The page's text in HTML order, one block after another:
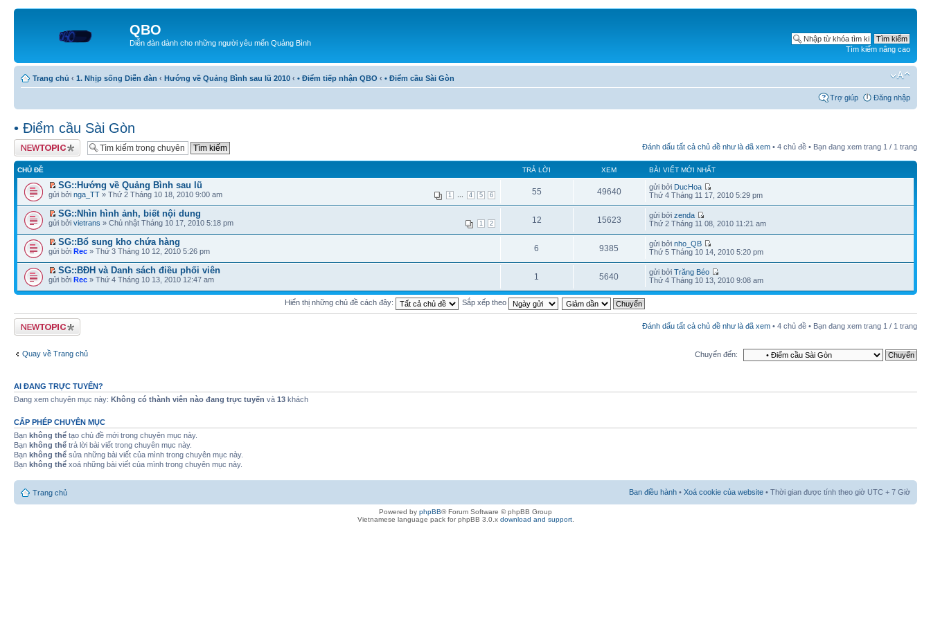
QBO
Diễn đàn dành cho những người yêu mến Quảng Bình
Tìm kiếm nâng cao
Trang chủ ‹ 1. Nhịp sống Diễn đàn ‹ Hướng về Quảng Bình sau lũ 2010 ‹ • Điểm tiếp nhận QBO ‹ • Điểm cầu Sài Gòn
Trợ giúp Đăng nhập
• Điểm cầu Sài Gòn
Tạo chủ đề mới Đánh dấu tất cả chủ đề như là đã xem • 4 chủ đề • Bạn đang xem trang 1 / 1 trang
CHỦ ĐỀ TRẢ LỜI XEM BÀI VIẾT MỚI NHẤT
SG::Hướng về Quảng Bình sau lũ
1 4 5 6
gửi bởi nga_TT » Thứ 2 Tháng 10 18, 2010 9:00 am 55 49640 gửi bởi DucHoa
Thứ 4 Tháng 11 17, 2010 5:29 pm
SG::Nhìn hình ảnh, biết nội dung
1 2
gửi bởi vietrans » Chủ nhật Tháng 10 17, 2010 5:18 pm 12 15623 gửi bởizenda
Thứ 2 Tháng 11 08, 2010 11:21 am
SG::Bổ sung kho chứa hàng
gửi bởi Rec » Thứ 3 Tháng 10 12, 2010 5:26 pm 6 9385 gửi bởinho_QB
Thứ 5 Tháng 10 14, 2010 5:20 pm
SG::BĐH và Danh sách điều phối viên
gửi bởi Rec » Thứ 4 Tháng 10 13, 2010 12:47 am 1 5640 gửi bởiTrăng Béo
Thứ 4 Tháng 10 13, 2010 9:08 am
Hiển thị những chủ đề cách đây: Sắp xếp theo
Tạo chủ đề mới Đánh dấu tất cả chủ đề như là đã xem • 4 chủ đề • Bạn đang xem trang 1 / 1 trang
Quay về Trang chủ Chuyển đến:
AI ĐANG TRỰC TUYẾN?
Đang xem chuyên mục này: Không có thành viên nào đang trực tuyến và 13 khách
CẤP PHÉP CHUYÊN MỤC
Bạn không thể tạo chủ đề mới trong chuyên mục này.
Bạn không thể trả lời bài viết trong chuyên mục này.
Bạn không thể sửa những bài viết của mình trong chuyên mục này.
Bạn không thể xoá những bài viết của mình trong chuyên mục này.
Trang chủ Ban điều hành • Xoá cookie của website • Thời gian được tính theo giờ UTC + 7 Giờ
Powered by phpBB® Forum Software © phpBB Group
Vietnamese language pack for phpBB 3.0.x download and support.